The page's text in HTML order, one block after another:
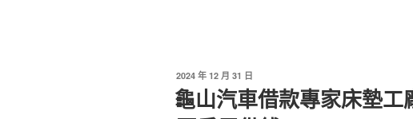
發
佈
於
2024 年 12 月 31 日
龜山汽車借款專家床墊